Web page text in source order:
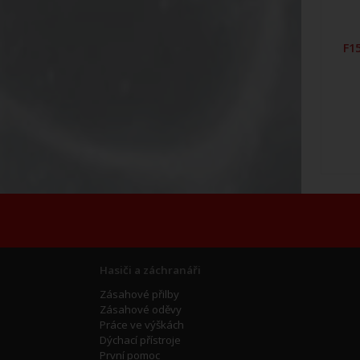
Hasiči a záchranáři
Zásahové přilby
Zásahové oděvy
Práce ve výškách
Dýchací přístroje
První pomoc